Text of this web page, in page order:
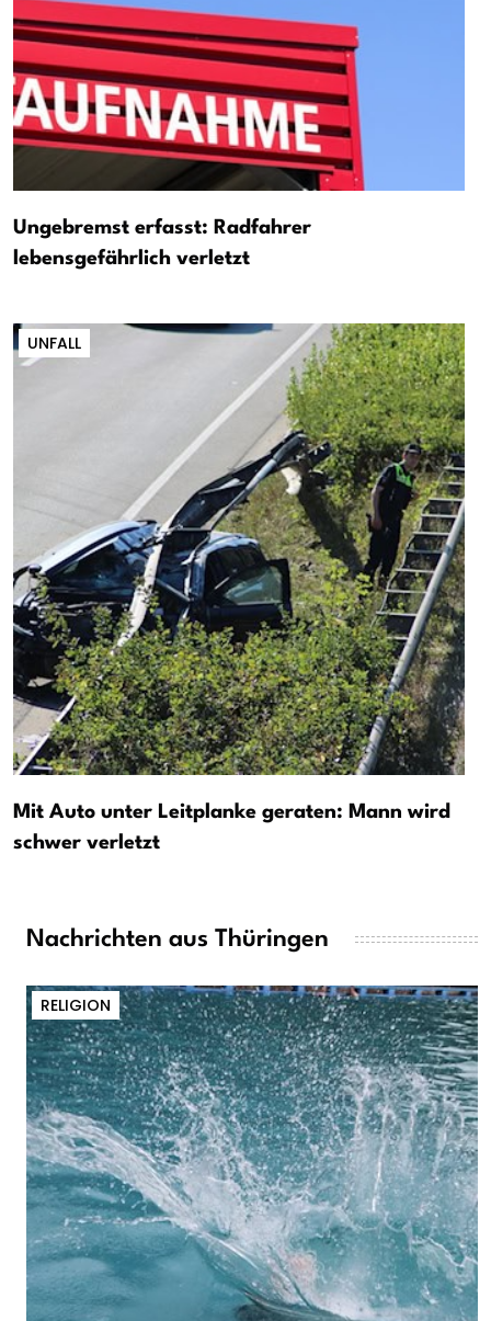
Ungebremst erfasst: Radfahrer
lebensgefährlich verletzt
UNFALL
Mit Auto unter Leitplanke geraten: Mann wird
schwer verletzt
Nachrichten aus Thüringen
RELIGION